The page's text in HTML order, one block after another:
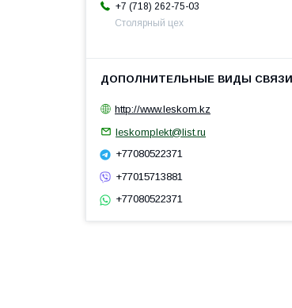
+7 (718) 262-75-03
Столярный цех
http://www.leskom.kz
leskomplekt@list.ru
+77080522371
+77015713881
+77080522371